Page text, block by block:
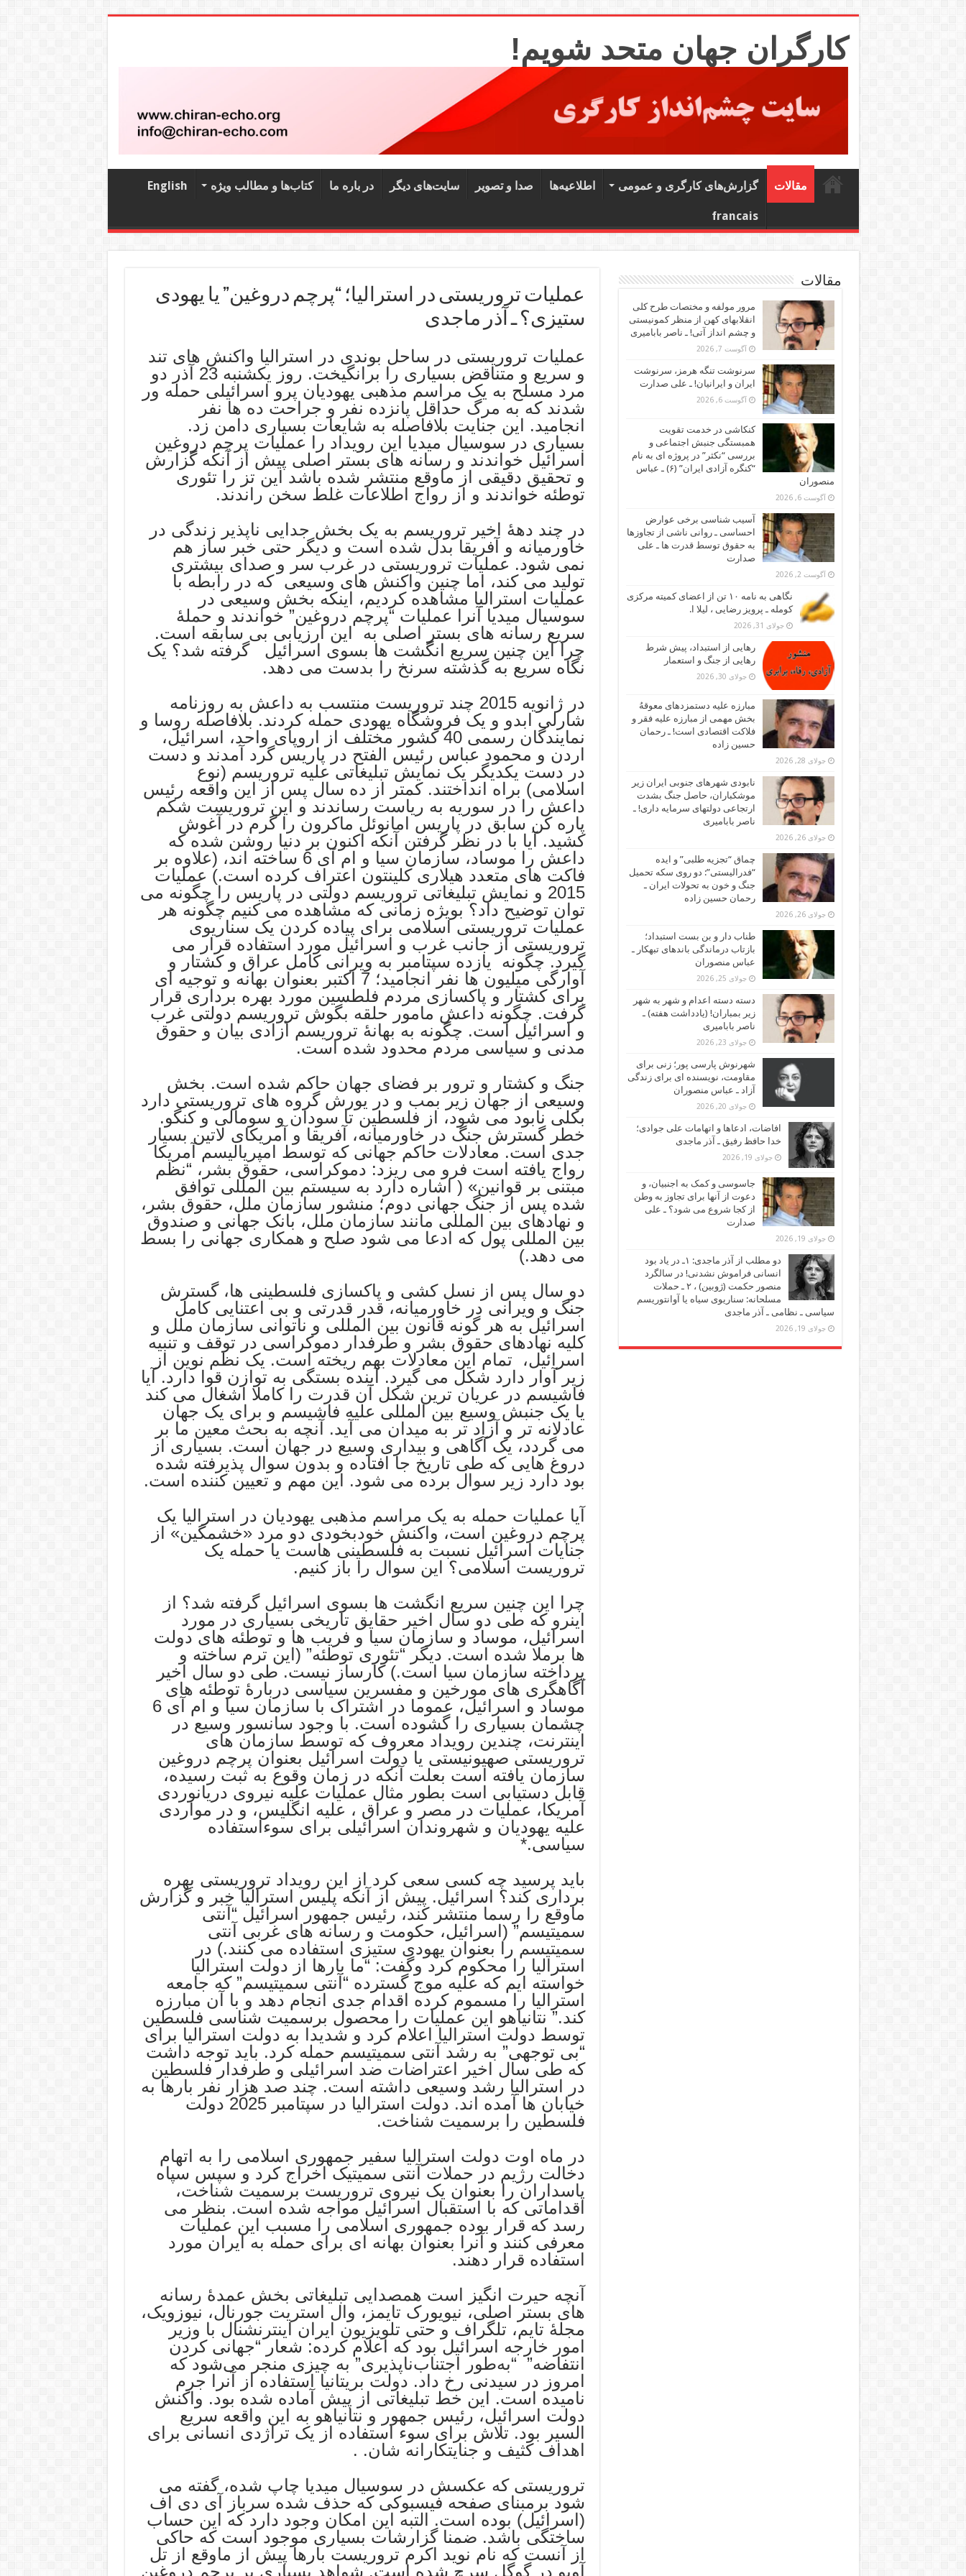
کارگران جهان متحد شویم!
مقالات گزارش‌های کارگری و عمومی اطلاعیه‌ها صدا و تصویر سایت‌های دیگر در باره ما کتاب‌‌ها و مطالب ویژه English
francais
عملیات تروریستی در استرالیا؛ “پرچم دروغین” یا یهودی
ستیزی؟ ـ آذر ماجدی
عملیات تروریستی در ساحل بوندی در استرالیا واکنش های تند
و سریع و متناقض بسیاری را برانگیخت. روز یکشنبه 23 آذر دو
مرد مسلح به یک مراسم مذهبی یهودیان پرو اسرائیلی حمله ور
شدند که به مرگ حداقل پانزده نفر و جراحت ده ها نفر
انجامید. این جنایت بلافاصله به شایعات بسیاری دامن زد.
بسیاری در سوسیال میدیا این رویداد را عملیات پرچم دروغین
اسرائیل خواندند و رسانه های بستر اصلی پیش از آنکه گزارش
و تحقیق دقیقی از ماوقع منتشر شده باشد این تز را تئوری
توطئه خواندند و از رواج اطلاعات غلط سخن راندند.
در چند دهۀ اخیر تروریسم به یک بخش جدایی ناپذیر زندگی در
خاورمیانه و آفریقا بدل شده است و دیگر حتی خبر ساز هم
نمی شود. عملیات تروریستی در غرب سر و صدای بیشتری
تولید می کند، اما چنین واکنش های وسیعی که در رابطه با
عملیات استرالیا مشاهده کردیم، اینکه بخش وسیعی در
سوسیال میدیا آنرا عملیات “پرچم دروغین” خواندند و حملۀ
سریع رسانه های بستر اصلی به این ارزیابی بی سابقه است.
چرا این چنین سریع انگشت ها بسوی اسرائیل گرفته شد؟ یک
نگاه سریع به گذشته سرنخ را بدست می دهد.
در ژانویه 2015 چند تروریست منتسب به داعش به روزنامه
شارلی ابدو و یک فروشگاه یهودی حمله کردند. بلافاصله روسا و
نمایندگان رسمی 40 کشور مختلف از اروپای واحد، اسرائیل،
اردن و محمود عباس رئیس الفتح در پاریس گرد آمدند و دست
در دست یکدیگر یک نمایش تبلیغاتی علیه تروریسم (نوع
اسلامی) براه انداختند. کمتر از ده سال پس از این واقعه رئیس
داعش را در سوریه به ریاست رساندند و این تروریست شکم
پاره کن سابق در پاریس امانوئل ماکرون را گرم در آغوش
کشید. آیا با در نظر گرفتن آنکه اکنون بر دنیا روشن شده که
داعش را موساد، سازمان سیا و ام آی 6 ساخته اند، (علاوه بر
فاکت های متعدد هیلاری کلینتون اعتراف کرده است.) عملیات
2015 و نمایش تبلیغاتی تروریسم دولتی در پاریس را چگونه می
توان توضیح داد؟ بویژه زمانی که مشاهده می کنیم چگونه هر
عملیات تروریستی اسلامی برای پیاده کردن یک سناریوی
تروریستی از جانب غرب و اسرائیل مورد استفاده قرار می
گیرد. چگونه یازده سپتامبر به ویرانی کامل عراق و کشتار و
آوارگی میلیون ها نفر انجامید؛ 7 اکتبر بعنوان بهانه و توجیه ای
برای کشتار و پاکسازی مردم فلطسین مورد بهره برداری قرار
گرفت. چگونه داعش مامور حلقه بگوش تروریسم دولتی غرب
و اسرائیل است. چگونه به بهانۀ تروریسم آزادی بیان و حقوق
مدنی و سیاسی مردم محدود شده است.
جنگ و کشتار و ترور بر فضای جهان حاکم شده است. بخش
وسیعی از جهان زیر بمب و در یورش گروه های تروریستی دارد
بکلی نابود می شود، از فلسطین تا سودان و سومالی و کنگو.
خطر گسترش جنگ در خاورمیانه، آفریقا و آمریکای لاتین بسیار
جدی است. معادلات حاکم جهانی که توسط امپریالیسم آمریکا
رواج یافته است فرو می ریزد: دموکراسی، حقوق بشر، “نظم
مبتنی بر قوانین» ( اشاره دارد به سیستم بین المللی توافق
شده پس از جنگ جهانی دوم؛ منشور سازمان ملل، حقوق بشر،
و نهادهای بین المللی مانند سازمان ملل، بانک جهانی و صندوق
بین المللی پول که ادعا می شود صلح و همکاری جهانی را بسط
می دهد.)
دو سال پس از نسل کشی و پاکسازی فلسطینی ها، گسترش
جنگ و ویرانی در خاورمیانه، قدر قدرتی و بی اعتنایی کامل
اسرائیل به هر گونه قانون بین المللی و ناتوانی سازمان ملل و
کلیه نهادهای حقوق بشر و طرفدار دموکراسی در توقف و تنبیه
اسرائیل، تمام این معادلات بهم ریخته است. یک نظم نوین از
زیر آوار دارد شکل می گیرد. آینده بستگی به توازن قوا دارد. آیا
فاشیسم در عریان ترین شکل آن قدرت را کاملا اشغال می کند
یا یک جنبش وسیع بین المللی علیه فاشیسم و برای یک جهان
عادلانه تر و آزاد تر به میدان می آید. آنچه به بحث معین ما بر
می گردد، یک آگاهی و بیداری وسیع در جهان است. بسیاری از
دروغ هایی که طی تاریخ جا افتاده و بدون سوال پذیرفته شده
بود دارد زیر سوال برده می شود. این مهم و تعیین کننده است.
آیا عملیات حمله به یک مراسم مذهبی یهودیان در استرالیا یک
پرچم دروغین است، واکنش خودبخودی دو مرد «خشمگین» از
جنایات اسرائیل نسبت به فلسطینی هاست یا حمله یک
تروریست اسلامی؟ این سوال را باز کنیم.
چرا این چنین سریع انگشت ها بسوی اسرائیل گرفته شد؟ از
اینرو که طی دو سال اخیر حقایق تاریخی بسیاری در مورد
اسرائیل، موساد و سازمان سیا و فریب ها و توطئه های دولت
ها برملا شده است. دیگر “تئوری توطئه” (این ترم ساخته و
پرداخته سازمان سیا است.) کارساز نیست. طی دو سال اخیر
آگاهگری های مورخین و مفسرین سیاسی دربارۀ توطئه های
موساد و اسرائیل، عموما در اشتراک با سازمان سیا و ام آی 6
چشمان بسیاری را گشوده است. با وجود سانسور وسیع در
اینترنت، چندین رویداد معروف که توسط سازمان های
تروریستی صهیونیستی یا دولت اسرائیل بعنوان پرچم دروغین
سازمان یافته است بعلت آنکه در زمان وقوع به ثبت رسیده،
قابل دستیابی است بطور مثال عملیات علیه نیروی دریانوردی
آمریکا، عملیات در مصر و عراق ، علیه انگلیس، و در مواردی
علیه یهودیان و شهروندان اسرائیلی برای سوءاستفاده
سیاسی.*
باید پرسید چه کسی سعی کرد از این رویداد تروریستی بهره
برداری کند؟ اسرائیل. پیش از آنکه پلیس استرالیا خبر و گزارش
ماوقع را رسما منتشر کند، رئیس جمهور اسرائیل “آنتی
سمیتیسم” (اسرائیل، حکومت و رسانه های غربی آنتی
سمیتیسم را بعنوان یهودی ستیزی استفاده می کنند.) در
استرالیا را محکوم کرد وگفت: “ما بارها از دولت استرالیا
خواسته ایم که علیه موج گسترده “آنتی سمیتیسم” که جامعه
استرالیا را مسموم کرده اقدام جدی انجام دهد و با آن مبارزه
کند.” نتانیاهو این عملیات را محصول برسمیت شناسی فلسطین
توسط دولت استرالیا اعلام کرد و شدیدا به دولت استرالیا برای
“بی توجهی” به رشد آنتی سمیتیسم حمله کرد. باید توجه داشت
که طی سال اخیر اعتراضات ضد اسرائیلی و طرفدار فلسطین
در استرالیا رشد وسیعی داشته است. چند صد هزار نفر بارها به
خیابان ها آمده اند. دولت استرالیا در سپتامبر 2025 دولت
فلسطین را برسمیت شناخت.
در ماه اوت دولت استرالیا سفیر جمهوری اسلامی را به اتهام
دخالت رژیم در حملات آنتی سمیتیک اخراج کرد و سپس سپاه
پاسداران را بعنوان یک نیروی تروریست برسمیت شناخت،
اقداماتی که با استقبال اسرائیل مواجه شده است. بنظر می
رسد که قرار بوده جمهوری اسلامی را مسبب این عملیات
معرفی کنند و آنرا بعنوان بهانه ای برای حمله به ایران مورد
استفاده قرار دهند.
آنچه حیرت انگیز است همصدایی تبلیغاتی بخش عمدۀ رسانه
های بستر اصلی، نیویورک تایمز، وال استریت جورنال، نیوزویک،
مجلۀ تایم، تلگراف و حتی تلویزیون ایران اینترنشنال با وزیر
امور خارجه اسرائیل بود که اعلام کرده: شعار “جهانی کردن
انتفاضه” “به‌طور اجتناب‌ناپذیری” به چیزی منجر می‌شود که
امروز در سیدنی رخ داد. دولت بریتانیا استفاده از آنرا جرم
نامیده است. این خط تبلیغاتی از پیش آماده شده بود. واکنش
دولت اسرائیل، رئیس جمهور و نتانیاهو به این واقعه سریع
السیر بود. تلاش برای سوء استفاده از یک تراژدی انسانی برای
اهداف کثیف و جنایتکارانه شان. .
تروریستی که عکسش در سوسیال میدیا چاپ شده، گفته می
شود برمبنای صفحه فیسبوکی که حذف شده سرباز آی دی اف
(اسرائیل) بوده است. التبه این امکان وجود دارد که این حساب
ساختگی باشد. ضمنا گزارشات بسیاری موجود است که حاکی
از آنست که نام نوید اکرم تروریست بارها پیش از ماوقع از تل
آویو در گوگل سرچ شده است. شواهد بسیاری بر پرچم دروغین
مقالات
مرور مولفه و مختصات طرح کلی
انقلابهای کهن از منظر کمونیستی
و چشم انداز آتی! ـ ناصر بابامیری
آگوست 7, 2026
سرنوشت تنگه هرمز، سرنوشت
ایران و ایرانیان! ـ علی صدارت
آگوست 6, 2026
کنکاشی در خدمت تقویت
همبستگی جنبش اجتماعی و
بررسی “نکثر” در پروژه ای به نام
“کنگره آزادی ایران” (۶) ـ عباس
منصوران
آگوست 6, 2026
آسیب شناسی برخی عوارض
احساسی ـ روانی ناشی از تجاوزها
به حقوق توسط قدرت ها ـ علی
صدارت
آگوست 2, 2026
نگاهی به نامه ۱۰ تن از اعضای کمیته مرکزی
کومله ـ پرویز رضایی ، لیلا ا.
جولای 31, 2026
رهایی از استبداد، پیش شرط
رهایی از جنگ و استعمار
جولای 30, 2026
مبارزه علیه دستمزدهای معوقهُ
بخش مهمی از مبارزه علیه فقر و
فلاکت اقتصادی است! ـ رحمان
حسین زاده
جولای 28, 2026
نابودی شهرهای جنوبی ایران زیر
موشکباران، حاصل جنگ بشدت
ارتجاعی دولتهای سرمایه داری! ـ
ناصر بابامیری
جولای 26, 2026
چماق “تجزیه طلبی” و ایده
“فدرالیستی”: دو روی سکه تحمیل
جنگ و خون به تحولات ایران ـ
رحمان حسین زاده
جولای 26, 2026
طناب دار و بن بست استبداد؛
بازتاب درماندگی باندهای تبهکار ـ
عباس منصوران
جولای 25, 2026
دسته دسته اعدام و شهر به شهر
زیر بمباران! (یادداشت هفته) ـ
ناصر بابامیری
جولای 23, 2026
شهرنوش پارسی پور؛ زنی برای
مقاومت، نویسنده ای برای زندگی
آزاد ـ عباس منصوران
جولای 20, 2026
افاضات، ادعاها و اتهامات علی جوادی؛
خدا حافظ رفیق ـ آذر ماجدی
جولای 19, 2026
جاسوسی و کمک به اجنبیان، و
دعوت از آنها برای تجاوز به وطن
از کجا شروع می شود؟ ـ علی
صدارت
جولای 19, 2026
دو مطلب از آذر ماجدی: ۱ـ در یاد بود
انسانی فراموش نشدنی! در سالگرد
منصور حکمت (ژوبین) ، ۲ ـ حملات
مسلحانه: سناریوی سیاه یا آوانتوریسم
سیاسی ـ نظامی ـ آذر ماجدی
جولای 19, 2026